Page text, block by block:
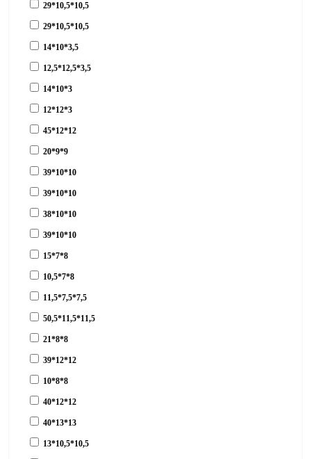
29*10,5*10,5
29*10,5*10,5
14*10*3,5
12,5*12,5*3,5
14*10*3
12*12*3
45*12*12
20*9*9
39*10*10
39*10*10
38*10*10
39*10*10
15*7*8
10,5*7*8
11,5*7,5*7,5
50,5*11,5*11,5
21*8*8
39*12*12
10*8*8
40*12*12
40*13*13
13*10,5*10,5